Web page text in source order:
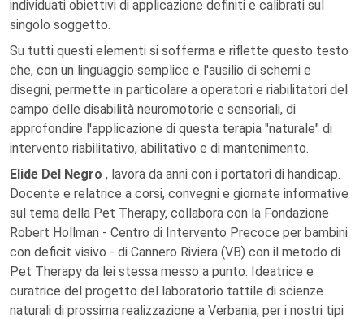
individuati obiettivi di applicazione definiti e calibrati sul
singolo soggetto.
Su tutti questi elementi si sofferma e riflette questo testo
che, con un linguaggio semplice e l'ausilio di schemi e
disegni, permette in particolare a operatori e riabilitatori del
campo delle disabilità neuromotorie e sensoriali, di
approfondire l'applicazione di questa terapia "naturale" di
intervento riabilitativo, abilitativo e di mantenimento.
Elide Del Negro , lavora da anni con i portatori di handicap.
Docente e relatrice a corsi, convegni e giornate informative
sul tema della Pet Therapy, collabora con la Fondazione
Robert Hollman - Centro di Intervento Precoce per bambini
con deficit visivo - di Cannero Riviera (VB) con il metodo di
Pet Therapy da lei stessa messo a punto. Ideatrice e
curatrice del progetto del laboratorio tattile di scienze
naturali di prossima realizzazione a Verbania, per i nostri tipi